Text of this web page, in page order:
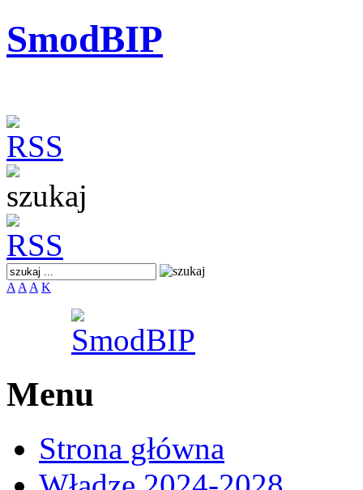
SmodBIP
A A A K
Menu
Strona główna